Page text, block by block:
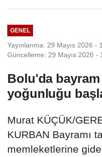
GENEL
Yayınlanma: 29 Mayıs 2026 -
Güncelleme: 29 Mayıs 2026 -
Bolu'da
yoğunluğu
Murat KÜÇÜK/
KURBAN Bayramı
memleketlerine